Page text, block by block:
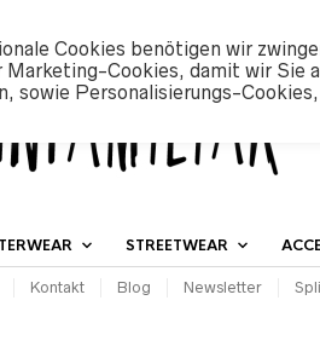
STREETWEAR
Kontakt Blog Newsletter
Cookies benötigen wir
Cookies, damit wir Sie
sowie Personalisierungs-